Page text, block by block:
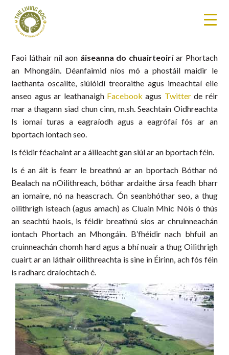
Faoi láthair níl aon áiseanna do chuairteoirí ar Phortach
an Mhongáin. Déanfaimid níos mó a phostáil maidir le
laethanta oscailte, siúlóidí treoraithe agus imeachtaí eile
anseo agus ar leathanaigh Facebook agus Twitterde réir
mar a thagann siad chun cinn, m.sh. Seachtain Oidhreachta
Is iomaí turas a eagraíodh agus a eagrófaí fós ar an
bportach iontach seo.
Is féidir féachaint ar a áilleacht gan siúl ar an bportach féin.
Is é an áit is fearr le breathnú ar an bportach Bóthar nó
Bealach na nOilithreach, bóthar ardaithe ársa feadh bharr
an iomaire, nó na heascrach. Ón seanbhóthar seo, a thug
oilithrigh isteach (agus amach) as Cluain Mhic Nóis ó thús
an seachtú haois, is féidir breathnú síos ar chruinneachán
iontach Phortach an Mhongáin. B’fhéidir nach bhfuil an
cruinneachán chomh hard agus a bhí nuair a thug Oilithrigh
cuairt ar an láthair oilithreachta is sine in Éirinn, ach fós féin
is radharc draíochtach é.